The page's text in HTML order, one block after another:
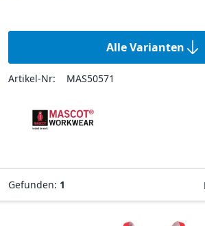
Alle Varianten
Artikel-Nr: MAS50571
Gefunden: 1